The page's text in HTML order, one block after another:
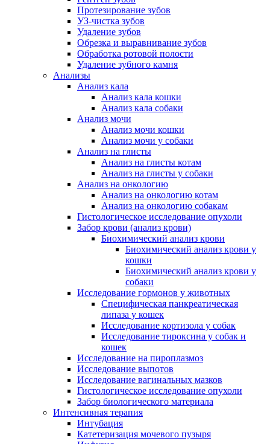
Протезирование зубов
УЗ-чистка зубов
Удаление зубов
Обрезка и выравнивание зубов
Обработка ротовой полости
Удаление зубного камня
Анализы
Анализ кала
Анализ кала кошки
Анализ кала собаки
Анализ мочи
Анализ мочи кошки
Анализ мочи у собаки
Анализ на глисты
Анализ на глисты котам
Анализ на глисты у собаки
Анализ на онкологию
Анализ на онкологию котам
Анализ на онкологию собакам
Гистологическое исследование опухоли
Забор крови (анализ крови)
Биохимический анализ крови
Биохимический анализ крови у
кошки
Биохимический анализ крови у
собаки
Исследование гормонов у животных
Специфическая панкреатическая
липаза у кошек
Исследование кортизола у собак
Исследование тироксина у собак и
кошек
Исследование на пироплазмоз
Исследование выпотов
Исследование вагинальных мазков
Гистологическое исследование опухоли
Забор биологического материала
Интенсивная терапия
Интубация
Катетеризация мочевого пузыря